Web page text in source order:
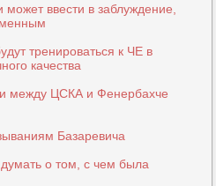
ввести в заблуждение,
тренироваться к ЧЕ в
качества
между ЦСКА и Фенербахче
Базаревича
о том, с чем была